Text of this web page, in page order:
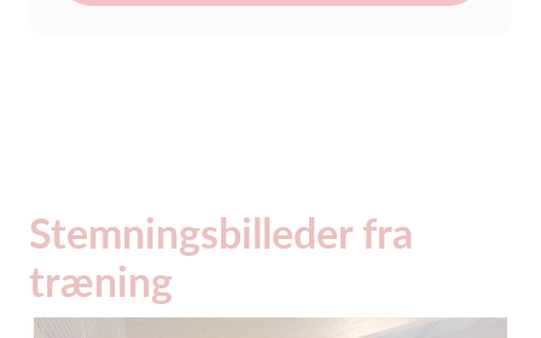
Stemningsbilleder fra
træning